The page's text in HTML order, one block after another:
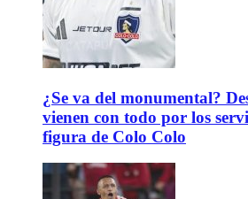
¿Se va del monumental?
vienen con todo por los
figura de Colo Colo